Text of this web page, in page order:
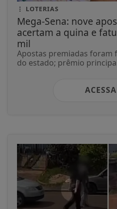
LOTERIAS
Mega-Sena: nove
acertam a quina e
mil
Apostas premiadas foram
do estado; prêmio